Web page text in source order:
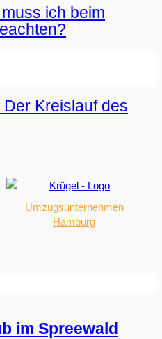
ich beim
Kreislauf des
Umzugsunternehmen
Hamburg
im Spreewald